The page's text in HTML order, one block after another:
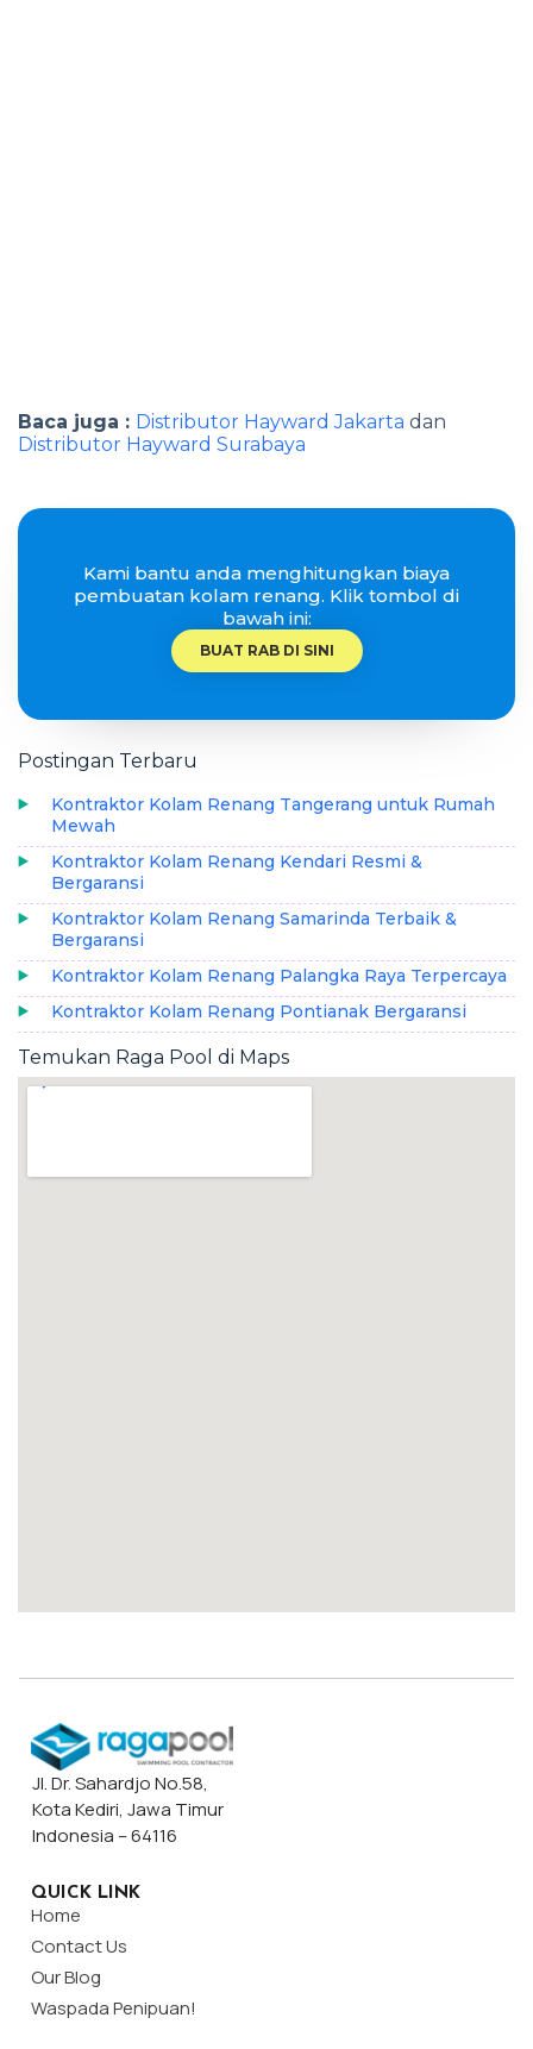
Baca juga : Distributor Hayward Jakarta dan
Distributor Hayward Surabaya
Kami bantu anda menghitungkan biaya
pembuatan kolam renang. Klik tombol di
bawah ini:
BUAT RAB DI SINI
Postingan Terbaru
Kontraktor Kolam Renang Tangerang untuk Rumah
Mewah
Kontraktor Kolam Renang Kendari Resmi &
Bergaransi
Kontraktor Kolam Renang Samarinda Terbaik &
Bergaransi
Kontraktor Kolam Renang Palangka Raya Terpercaya
Kontraktor Kolam Renang Pontianak Bergaransi
Temukan Raga Pool di Maps
Jl. Dr. Sahardjo No.58,
Kota Kediri, Jawa Timur
Indonesia – 64116
QUICK LINK
Home
Contact Us
Our Blog
Waspada Penipuan!